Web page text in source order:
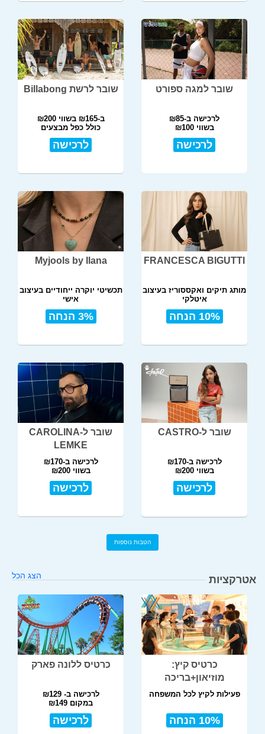
שובר למגה ספורט
לרכישה ב-₪85
בשווי ₪100
לרכישה
שובר לרשת Billabong
ב-₪165 בשווי ₪200
כולל כפל מבצעים
לרכישה
FRANCESCA BIGUTTI
מותג תיקים ואקססוריז בעיצוב
איטלקי
10% הנחה
Myjools by Ilana
תכשיטי יוקרה ייחודיים בעיצוב
אישי
3% הנחה
שובר ל-CASTRO
לרכישה ב-₪170
בשווי ₪200
לרכישה
שובר ל-CAROLINA
LEMKE
לרכישה ב-₪170
בשווי ₪200
לרכישה
הטבות נוספות
אטרקציות הצג הכל
כרטיס קיץ:
מוזיאון+בריכה
פעילות לקיץ לכל המשפחה
10% הנחה
כרטיס ללונה פארק
לרכישה ב- ₪129
במקום ₪149
לרכישה